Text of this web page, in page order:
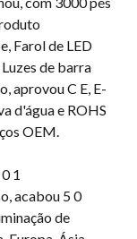
Farol de LED
de barra
aprovou C E, E-
d'água e ROHS
OEM.
1
acabou 5 0
de